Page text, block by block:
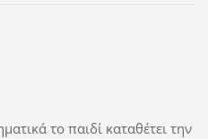
το παιδί καταθέτει την